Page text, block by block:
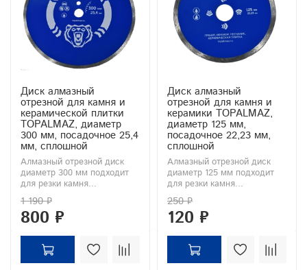
Диск алмазный
отрезной для камня и
керамической плитки
TOPALMAZ, диаметр
300 мм, посадочное 25,4
мм, сплошной
Алмазный отрезной диск
диаметр 300 мм подходит
для резки камня...
1 190 ₽
800 ₽
Диск алмазный
отрезной для камня и
керамики TOPALMAZ,
диаметр 125 мм,
посадочное 22,23 мм,
сплошной
Алмазный отрезной диск
диаметр 125 мм подходит
для резки камня...
250 ₽
120 ₽